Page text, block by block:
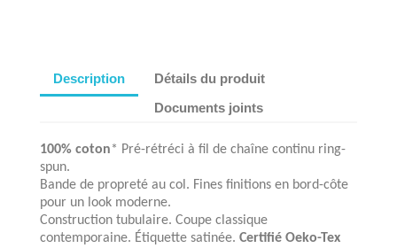
Description
Détails du produit
Documents joints
100% coton* Pré-rétréci à fil de chaîne continu ring-
spun.
Bande de propreté au col. Fines finitions en bord-côte
pour un look moderne.
Construction tubulaire. Coupe classique
contemporaine. Étiquette satinée. Certifié Oeko-Tex